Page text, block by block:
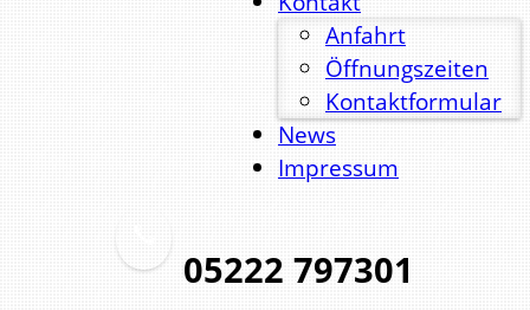
Anfahrt
Öffnungszeiten
Kontaktformular
News
Impressum
05222 797301